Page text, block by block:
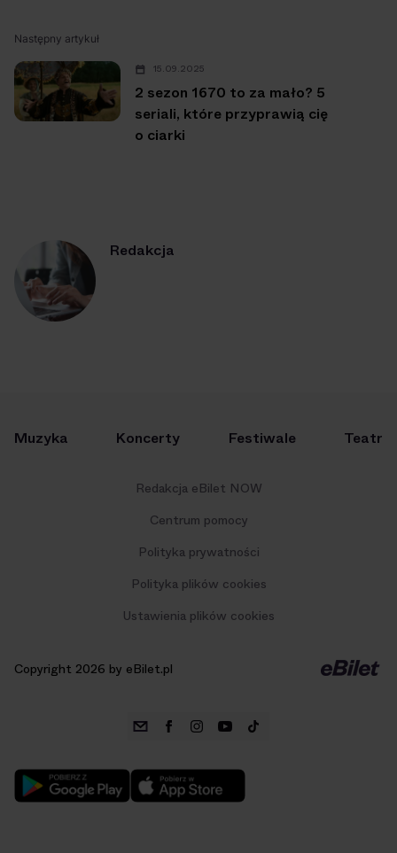
Następny artykuł
15.09.2025
2 sezon 1670 to za mało? 5
seriali, które przyprawią cię
o ciarki
Redakcja
Muzyka Koncerty Festiwale Teatr
Redakcja eBilet NOW
Centrum pomocy
Polityka prywatności
Polityka plików cookies
Ustawienia plików cookies
Copyright 2026 by eBilet.pl